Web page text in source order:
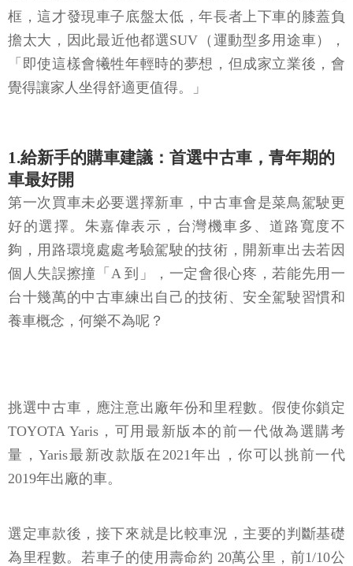
框，這才發現車子底盤太低，年長者上下車的膝蓋負
擔太大，因此最近他都選SUV（運動型多用途車），
「即使這樣會犧牲年輕時的夢想，但成家立業後，會
覺得讓家人坐得舒適更值得。」
1.給新手的購車建議：首選中古車，青年期的
車最好開
第一次買車未必要選擇新車，中古車會是菜鳥駕駛更
好的選擇。朱嘉偉表示，台灣機車多、道路寬度不
夠，用路環境處處考驗駕駛的技術，開新車出去若因
個人失誤擦撞「A 到」，一定會很心疼，若能先用一
台十幾萬的中古車練出自己的技術、安全駕駛習慣和
養車概念，何樂不為呢？
挑選中古車，應注意出廠年份和里程數。假使你鎖定
TOYOTA Yaris，可用最新版本的前一代做為選購考
量，Yaris最新改款版在2021年出，你可以挑前一代
2019年出廠的車。
選定車款後，接下來就是比較車況，主要的判斷基礎
為里程數。若車子的使用壽命約 20萬公里，前1/10公